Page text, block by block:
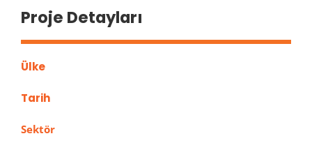
Proje Detayları
Ülke
Tarih
Sektör